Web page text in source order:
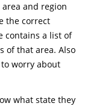
and region
the correct
contains a list of
of that area. Also
to worry about
what state they